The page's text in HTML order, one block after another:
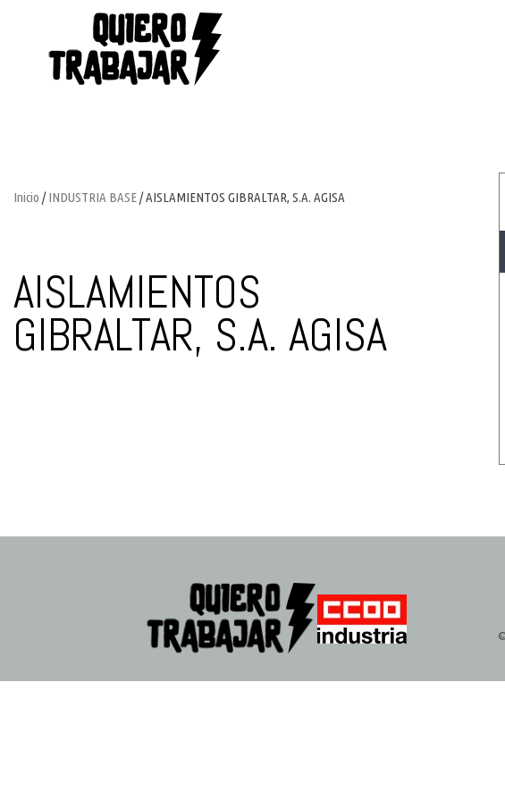
Inicio /INDUSTRIA BASE/ AISLAMIENTOS GIBRALTAR, S.A. AGISA
AISLAMIENTOS
GIBRALTAR, S.A. AGISA